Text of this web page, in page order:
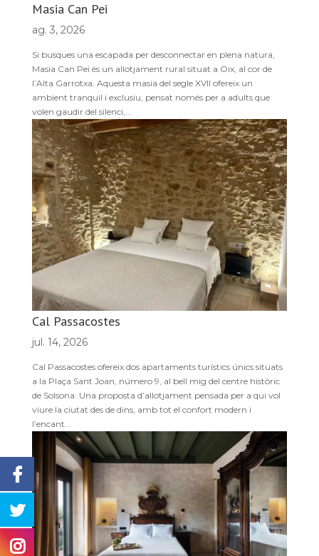
Masia Can Pei
ag. 3, 2026
Si busques una escapada per desconnectar en plena natura,
Masia Can Pei és un allotjament rural situat a Oix, al cor de
l’Alta Garrotxa. Aquesta masia del segle XVII ofereix un
ambient tranquil i exclusiu, pensat només per a adults que
volen gaudir del silenci,...
Cal Passacostes
jul. 14, 2026
Cal Passacostes ofereix dos apartaments turístics únics situats
a la Plaça Sant Joan, número 9, al bell mig del centre històric
de Solsona. Una proposta d’allotjament pensada per a qui vol
viure la ciutat des de dins, amb tot el confort modern i
l’encant...